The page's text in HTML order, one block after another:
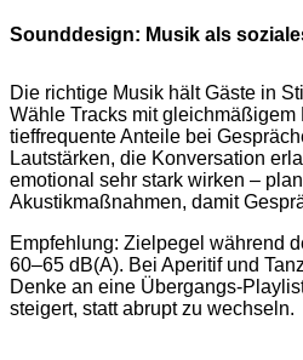
Sounddesign: Musik als
Die richtige Musik hält Gäste in
Wähle Tracks mit gleichmäßigem
tieffrequente Anteile bei
Lautstärken, die Konversation
emotional sehr stark wirken –
Akustikmaßnahmen, damit
Empfehlung: Zielpegel während
60–65 dB(A). Bei Aperitif und
Denke an eine
steigert, statt abrupt zu wechseln.